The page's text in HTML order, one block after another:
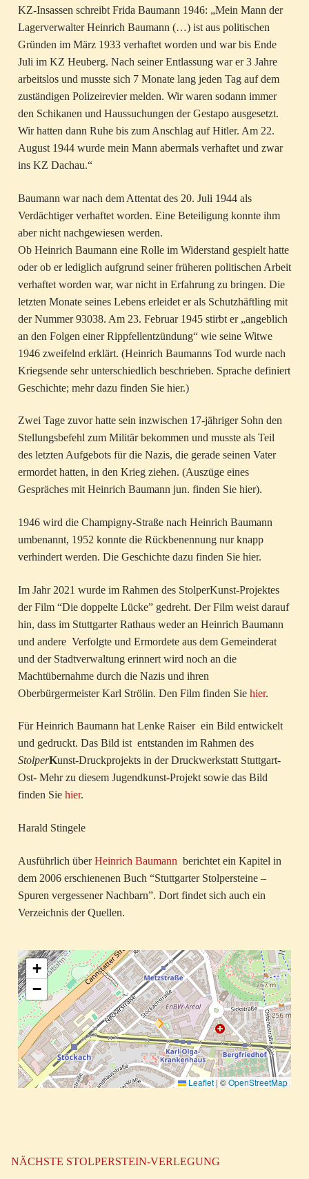
KZ-Insassen schreibt Frida Baumann 1946: „Mein Mann der
Lagerverwalter Heinrich Baumann (…) ist aus politischen
Gründen im März 1933 verhaftet worden und war bis Ende
Juli im KZ Heuberg. Nach seiner Entlassung war er 3 Jahre
arbeitslos und musste sich 7 Monate lang jeden Tag auf dem
zuständigen Polizeirevier melden. Wir waren sodann immer
den Schikanen und Haussuchungen der Gestapo ausgesetzt.
Wir hatten dann Ruhe bis zum Anschlag auf Hitler. Am 22.
August 1944 wurde mein Mann abermals verhaftet und zwar
ins KZ Dachau.“
Baumann war nach dem Attentat des 20. Juli 1944 als
Verdächtiger verhaftet worden. Eine Beteiligung konnte ihm
aber nicht nachgewiesen werden.
Ob Heinrich Baumann eine Rolle im Widerstand gespielt hatte
oder ob er lediglich aufgrund seiner früheren politischen Arbeit
verhaftet worden war, war nicht in Erfahrung zu bringen. Die
letzten Monate seines Lebens erleidet er als Schutzhäftling mit
der Nummer 93038. Am 23. Februar 1945 stirbt er „angeblich
an den Folgen einer Rippfellentzündung“ wie seine Witwe
1946 zweifelnd erklärt. (Heinrich Baumanns Tod wurde nach
Kriegsende sehr unterschiedlich beschrieben. Sprache definiert
Geschichte; mehr dazu finden Sie hier.)
Zwei Tage zuvor hatte sein inzwischen 17-jähriger Sohn den
Stellungsbefehl zum Militär bekommen und musste als Teil
des letzten Aufgebots für die Nazis, die gerade seinen Vater
ermordet hatten, in den Krieg ziehen. (Auszüge eines
Gespräches mit Heinrich Baumann jun. finden Sie hier).
1946 wird die Champigny-Straße nach Heinrich Baumann
umbenannt, 1952 konnte die Rückbenennung nur knapp
verhindert werden. Die Geschichte dazu finden Sie hier.
Im Jahr 2021 wurde im Rahmen des StolperKunst-Projektes
der Film “Die doppelte Lücke” gedreht. Der Film weist darauf
hin, dass im Stuttgarter Rathaus weder an Heinrich Baumann
und andere Verfolgte und Ermordete aus dem Gemeinderat
und der Stadtverwaltung erinnert wird noch an die
Machtübernahme durch die Nazis und ihren
Oberbürgermeister Karl Strölin. Den Film finden Sie hier.
Für Heinrich Baumann hat Lenke Raiser ein Bild entwickelt
und gedruckt. Das Bild ist entstanden im Rahmen des
StolperKunst-Druckprojekts in der Druckwerkstatt Stuttgart-
Ost- Mehr zu diesem Jugendkunst-Projekt sowie das Bild
finden Sie hier.
Harald Stingele
Ausführlich überHeinrich Baumann berichtet ein Kapitel in
dem 2006 erschienenen Buch “Stuttgarter Stolpersteine –
Spuren vergessener Nachbarn”. Dort findet sich auch ein
Verzeichnis der Quellen.
+
−
Leaflet | ©OpenStreetMap
NÄCHSTE STOLPERSTEIN-VERLEGUNG